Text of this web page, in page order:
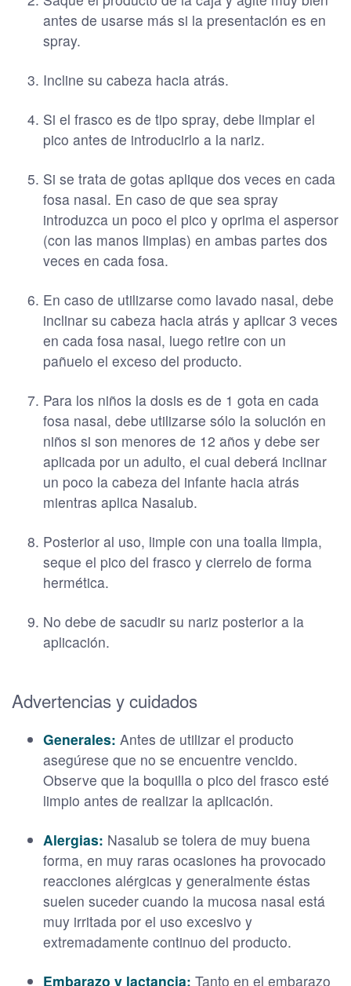
antes de usarse más si la presentación es en
spray.
Incline su cabeza hacia atrás.
Si el frasco es de tipo spray, debe limpiar el
pico antes de introducirlo a la nariz.
Si se trata de gotas aplique dos veces en cada
fosa nasal. En caso de que sea spray
introduzca un poco el pico y oprima el aspersor
(con las manos limpias) en ambas partes dos
veces en cada fosa.
En caso de utilizarse como lavado nasal, debe
inclinar su cabeza hacia atrás y aplicar 3 veces
en cada fosa nasal, luego retire con un
pañuelo el exceso del producto.
Para los niños la dosis es de 1 gota en cada
fosa nasal, debe utilizarse sólo la solución en
niños si son menores de 12 años y debe ser
aplicada por un adulto, el cual deberá inclinar
un poco la cabeza del infante hacia atrás
mientras aplica Nasalub.
Posterior al uso, limpie con una toalla limpia,
seque el pico del frasco y cierrelo de forma
hermética.
No debe de sacudir su nariz posterior a la
aplicación.
Advertencias y cuidados
Generales: Antes de utilizar el producto
asegúrese que no se encuentre vencido.
Observe que la boquilla o pico del frasco esté
limpio antes de realizar la aplicación.
Alergias: Nasalub se tolera de muy buena
forma, en muy raras ocasiones ha provocado
reacciones alérgicas y generalmente éstas
suelen suceder cuando la mucosa nasal está
muy irritada por el uso excesivo y
extremadamente continuo del producto.
Embarazo y lactancia: Tanto en el embarazo